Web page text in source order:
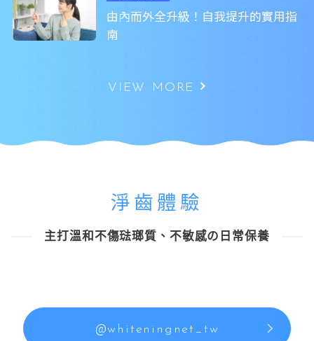
VIEW MORE
由內而外全升級！自我提升的實用指
南
淨齒體驗
主打溫和不傷琺瑯質、不敏感の日常保養
@whiteningnet_tw